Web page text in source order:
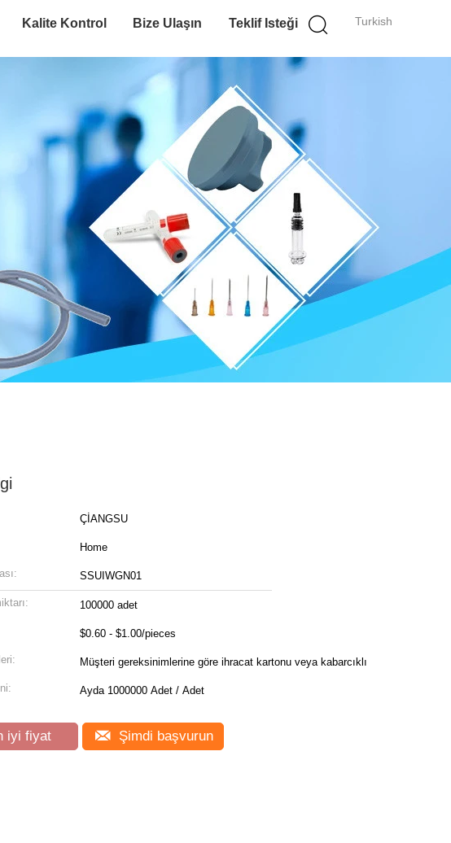
Turkish
Kalite Kontrol Bize Ulaşın Teklif Isteği
ÇİANGSU
Home
SSUIWGN01
100000 adet
$0.60 - $1.00/pieces
Müşteri gereksinimlerine göre ihracat kartonu veya kabarcıklı
Ayda 1000000 Adet / Adet
iyi fiyat Şimdi başvurun